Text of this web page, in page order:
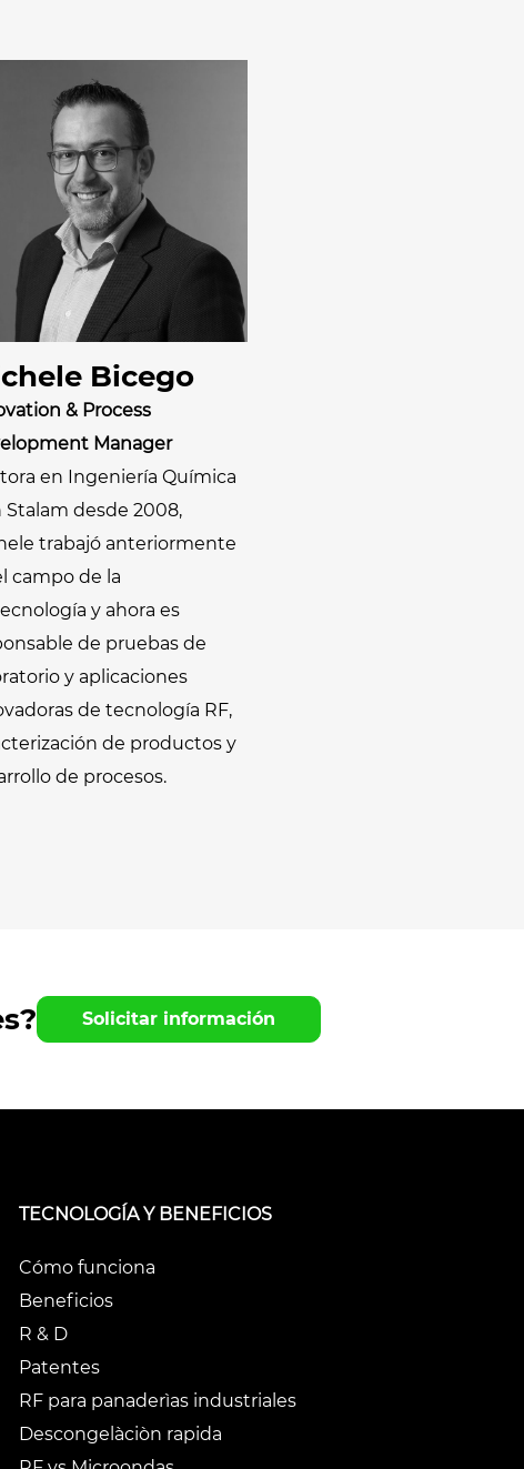
Bicego
& Process
Manager
en Ingeniería Química
Stalam desde 2008,
trabajó anteriormente
campo de la
y ahora es
de pruebas de
y aplicaciones
de tecnología RF,
de productos y
de procesos.
Solicitar información
TECNOLOGÍA Y BENEFICIOS
Cómo funciona
Beneficios
R & D
Patentes
RF para panaderìas industriales
Descongelàciòn rapida